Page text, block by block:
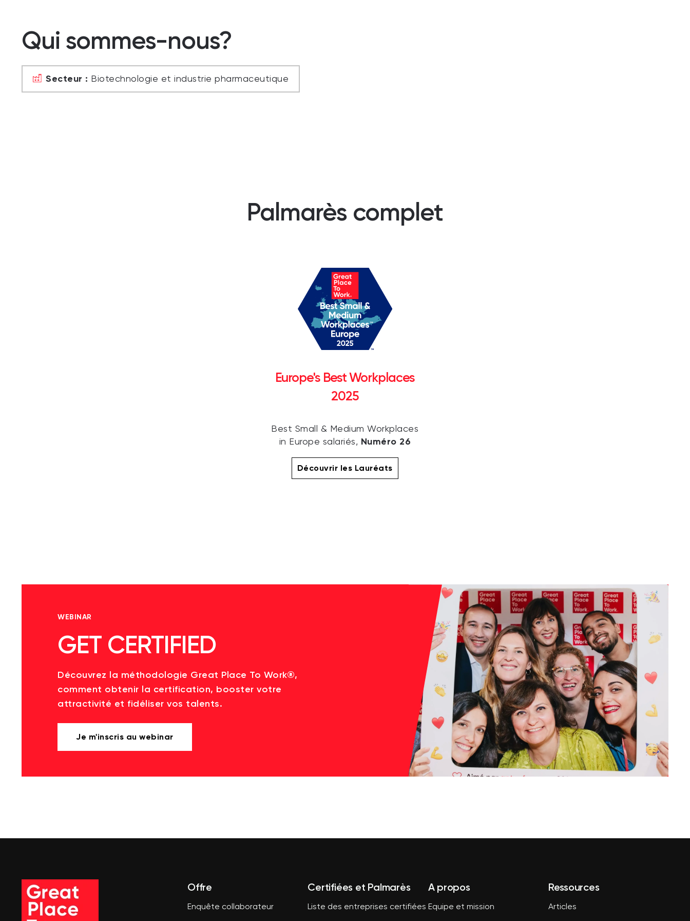
Qui sommes-nous?
Secteur : Biotechnologie et industrie pharmaceutique
Palmarès complet
Europe's Best Workplaces
2025
Best Small & Medium Workplaces
in Europe salariés, Numéro 26
Découvrir les Lauréats
WEBINAR
GET CERTIFIED
Découvrez la méthodologie Great Place To Work®,
comment obtenir la certification, booster votre
attractivité et fidéliser vos talents.
Je m'inscris au webinar
Offre
Enquête collaborateur
Certifiées et Palmarès
Liste des entreprises certifiées
A propos
Equipe et mission
Ressources
Articles